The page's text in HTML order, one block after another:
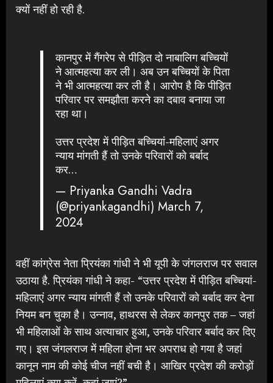
क्यों नहीं हो रही है.
कानपुर में गैंगरेप से पीड़ित दो नाबालिग बच्चियों
ने आत्महत्या कर ली। अब उन बच्चियों के पिता
ने भी आत्महत्या कर ली है। आरोप है कि पीड़ित
परिवार पर समझौता करने का दबाव बनाया जा
रहा था।
उत्तर प्रदेश में पीड़ित बच्चियां-महिलाएं अगर
न्याय मांगती हैं तो उनके परिवारों को बर्बाद
कर…
— Priyanka Gandhi Vadra
(@priyankagandhi)March 7,
2024
वहीं कांग्रेस नेता प्रियंका गांधी ने भी यूपी के जंगलराज पर सवाल
उठाया है. प्रियंका गांधी ने कहा- “उत्तर प्रदेश में पीड़ित बच्चियां-
महिलाएं अगर न्याय मांगती हैं तो उनके परिवारों को बर्बाद कर देना
नियम बन चुका है। उन्नाव, हाथरस से लेकर कानपुर तक – जहां
भी महिलाओं के साथ अत्याचार हुआ, उनके परिवार बर्बाद कर दिए
गए। इस जंगलराज में महिला होना भर अपराध हो गया है जहां
कानून नाम की कोई चीज नहीं बची है। आखिर प्रदेश की करोड़ों